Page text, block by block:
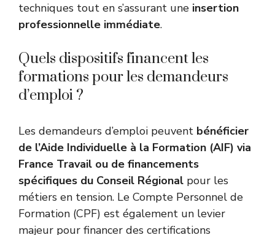
techniques tout en s’assurant une insertion
professionnelle immédiate.
Quels dispositifs financent les
formations pour les demandeurs
d’emploi ?
Les demandeurs d’emploi peuvent bénéficier
de l’Aide Individuelle à la Formation (AIF) via
France Travail ou de financements
spécifiques du Conseil Régional pour les
métiers en tension. Le Compte Personnel de
Formation (CPF) est également un levier
majeur pour financer des certifications